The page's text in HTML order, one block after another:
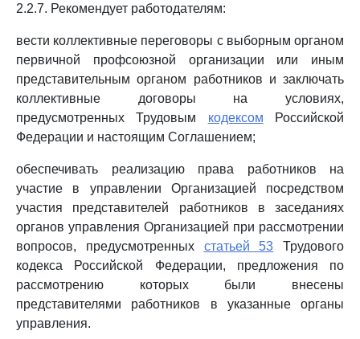
2.2.7. Рекомендует работодателям:
вести коллективные переговоры с выборным органом
первичной профсоюзной организации или иным
представительным органом работников и заключать
коллективные договоры на условиях,
предусмотренных Трудовым кодексом Российской
Федерации и настоящим Соглашением;
обеспечивать реализацию права работников на
участие в управлении Организацией посредством
участия представителей работников в заседаниях
органов управления Организацией при рассмотрении
вопросов, предусмотренных статьей 53 Трудового
кодекса Российской Федерации, предложения по
рассмотрению которых были внесены
представителями работников в указанные органы
управления.